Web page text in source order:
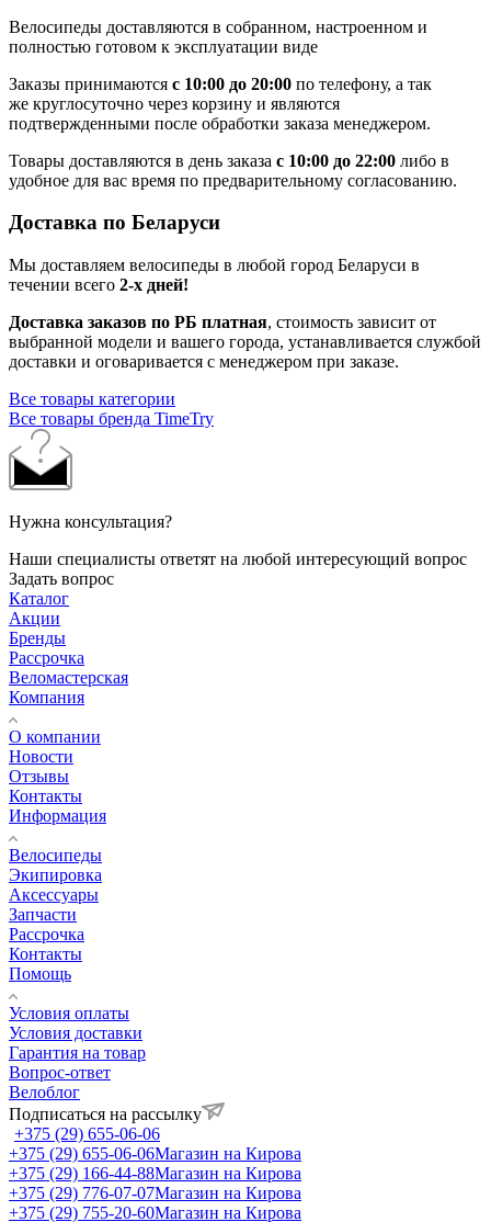
Велосипеды доставляются в собранном, настроенном и
полностью готовом к эксплуатации виде
Заказы принимаются с 10:00 до 20:00 по телефону, а так
же круглосуточно через корзину и являются
подтвержденными после обработки заказа менеджером.
Товары доставляются в день заказа с 10:00 до 22:00 либо в
удобное для вас время по предварительному согласованию.
Доставка по Беларуси
Мы доставляем велосипеды в любой город Беларуси в
течении всего 2-х дней!
Доставка заказов по РБ платная, стоимость зависит от
выбранной модели и вашего города, устанавливается службой
доставки и оговаривается с менеджером при заказе.
Все товары категории
Все товары бренда TimeTry
Нужна консультация?
Наши специалисты ответят на любой интересующий вопрос
Задать вопрос
Каталог
Акции
Бренды
Рассрочка
Веломастерская
Компания
О компании
Новости
Отзывы
Контакты
Информация
Велосипеды
Экипировка
Аксессуары
Запчасти
Рассрочка
Контакты
Помощь
Условия оплаты
Условия доставки
Гарантия на товар
Вопрос-ответ
Велоблог
Подписаться на рассылку
+375 (29) 655-06-06
+375 (29) 655-06-06Магазин на Кирова
+375 (29) 166-44-88Магазин на Кирова
+375 (29) 776-07-07Магазин на Кирова
+375 (29) 755-20-60Магазин на Кирова